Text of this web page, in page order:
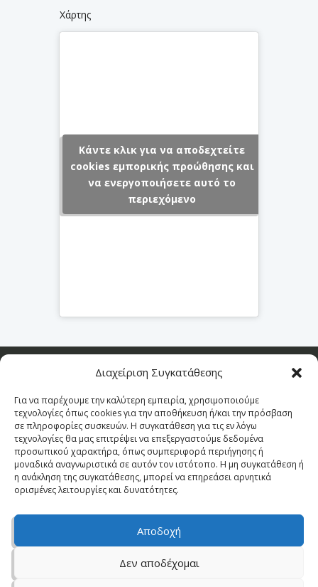
Διαχείριση Συγκατάθεσης
Για να παρέχουμε την καλύτερη εμπειρία, χρησιμοποιούμε
τεχνολογίες όπως cookies για την αποθήκευση ή/και την πρόσβαση
σε πληροφορίες συσκευών. Η συγκατάθεση για τις εν λόγω
τεχνολογίες θα μας επιτρέψει να επεξεργαστούμε δεδομένα
προσωπικού χαρακτήρα, όπως συμπεριφορά περιήγησης ή
μοναδικά αναγνωριστικά σε αυτόν τον ιστότοπο. Η μη συγκατάθεση ή
η ανάκληση της συγκατάθεσης, μπορεί να επηρεάσει αρνητικά
ορισμένες λειτουργίες και δυνατότητες.
Αποδοχή
Δεν αποδέχομαι
Χάρτης
Κάντε κλικ για να αποδεχτείτε
cookies εμπορικής προώθησης και
να ενεργοποιήσετε αυτό το
περιεχόμενο
Phone:2610431950
Fax:2610429426
Πανεπιστημιούπολη,
Ρίο, Πάτρα
Σολωμού & Μαγούλας